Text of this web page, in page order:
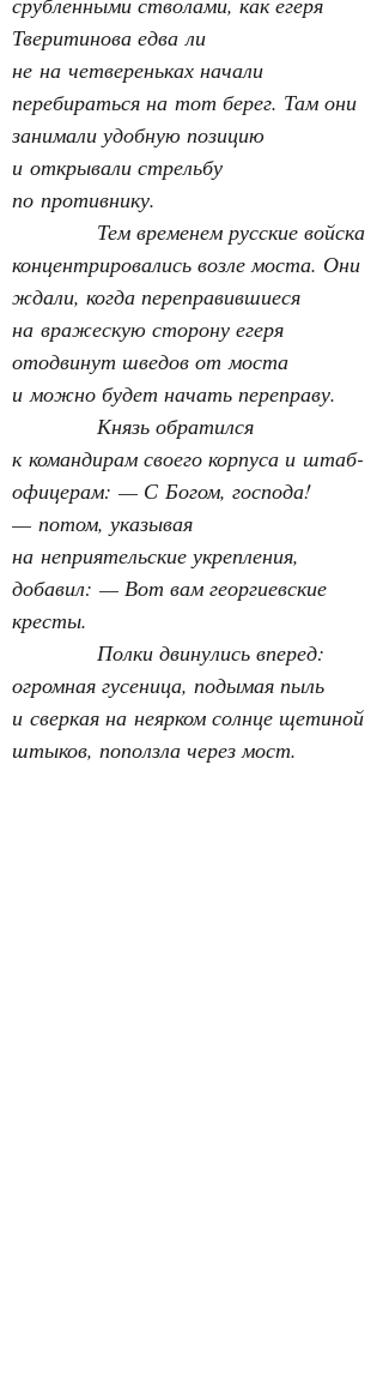
Тверитинова едва ли
не на четвереньках начали
перебираться на тот берег. Там они
занимали удобную позицию
и открывали стрельбу
по противнику.
Тем временем русские войска
концентрировались возле моста. Они
ждали, когда переправившиеся
на вражескую сторону егеря
отодвинут шведов от моста
и можно будет начать переправу.
Князь обратился
к командирам своего корпуса и штаб-
офицерам: — С Богом, господа!
— потом, указывая
на неприятельские укрепления,
добавил: — Вот вам георгиевские
кресты.
Полки двинулись вперед:
огромная гусеница, подымая пыль
и сверкая на неярком солнце щетиной
штыков, поползла через мост.